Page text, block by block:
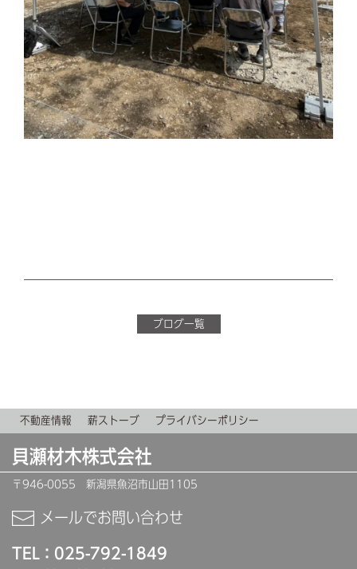
ブログ一覧
不動産情報 薪ストーブ プライバシーポリシー
貝瀬材木株式会社
〒946-0055 新潟県魚沼市山田1105
メールでお問い合わせ
TEL：025-792-1849